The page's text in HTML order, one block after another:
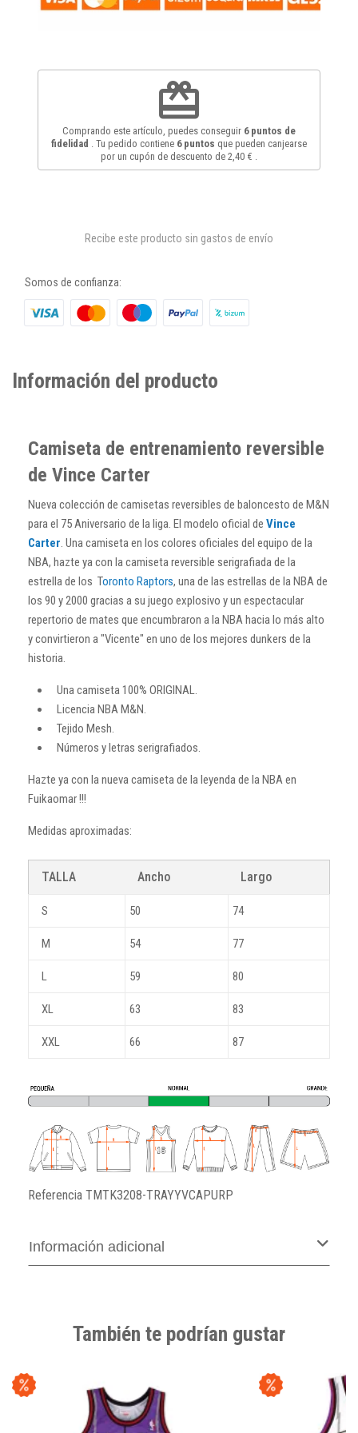
redeem
Comprando este artículo, puedes conseguir 6puntos de
fidelidad
. Tu pedido contiene 6puntos que pueden canjearse
por un cupón de descuento de 2,40 €
Recibe este producto sin gastos de envío
Somos de confianza:
Información del producto
Camiseta de entrenamiento reversible
de Vince Carter
Nueva colección de camisetas reversibles de baloncesto de M&N
para el 75 Aniversario de la liga. El modelo oficial de Vince
Carter. Una camiseta en los colores oficiales del equipo de la
NBA, hazte ya con la camiseta reversible serigrafiada de la
estrella de los Toronto Raptors, una de las estrellas de la NBA de
los 90 y 2000 gracias a su juego explosivo y un espectacular
repertorio de mates que encumbraron a la NBA hacia lo más alto
y convirtieron a "Vicente" en uno de los mejores dunkers de la
historia.
Una camiseta 100% ORIGINAL.
Licencia NBA M&N.
Tejido Mesh.
Números y letras serigrafiados.
Hazte ya con la nueva camiseta de la leyenda de la NBA en
Fuikaomar !!!
Medidas aproximadas:
TALLA Ancho Largo
S 50 74
M 54 77
L 59 80
XL 63 83
XXL 66 87
Referencia TMTK3208-TRAYYVCAPURP
Información adicional
También te podrían gustar